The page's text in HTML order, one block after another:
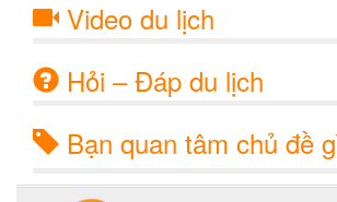
Video du lịch
Hỏi – Đáp du lịch
Bạn quan tâm chủ đề